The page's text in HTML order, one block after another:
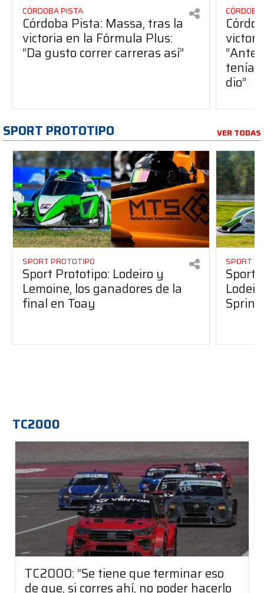
CÓRDOBA PISTA
Córdoba Pista: Massa, tras la
victoria en la Fórmula Plus:
“Da gusto correr carreras así”
dio”
SPORT PROTOTIPO VER TODAS
SPORT PROTOTIPO
Sport Prototipo: Lodeiro y
Lemoine, los ganadores de la
final en Toay
SPORT
Sport
Sprint
TC2000
TC2000: “Se tiene que terminar eso
de que, si corres ahí, no poder hacerlo